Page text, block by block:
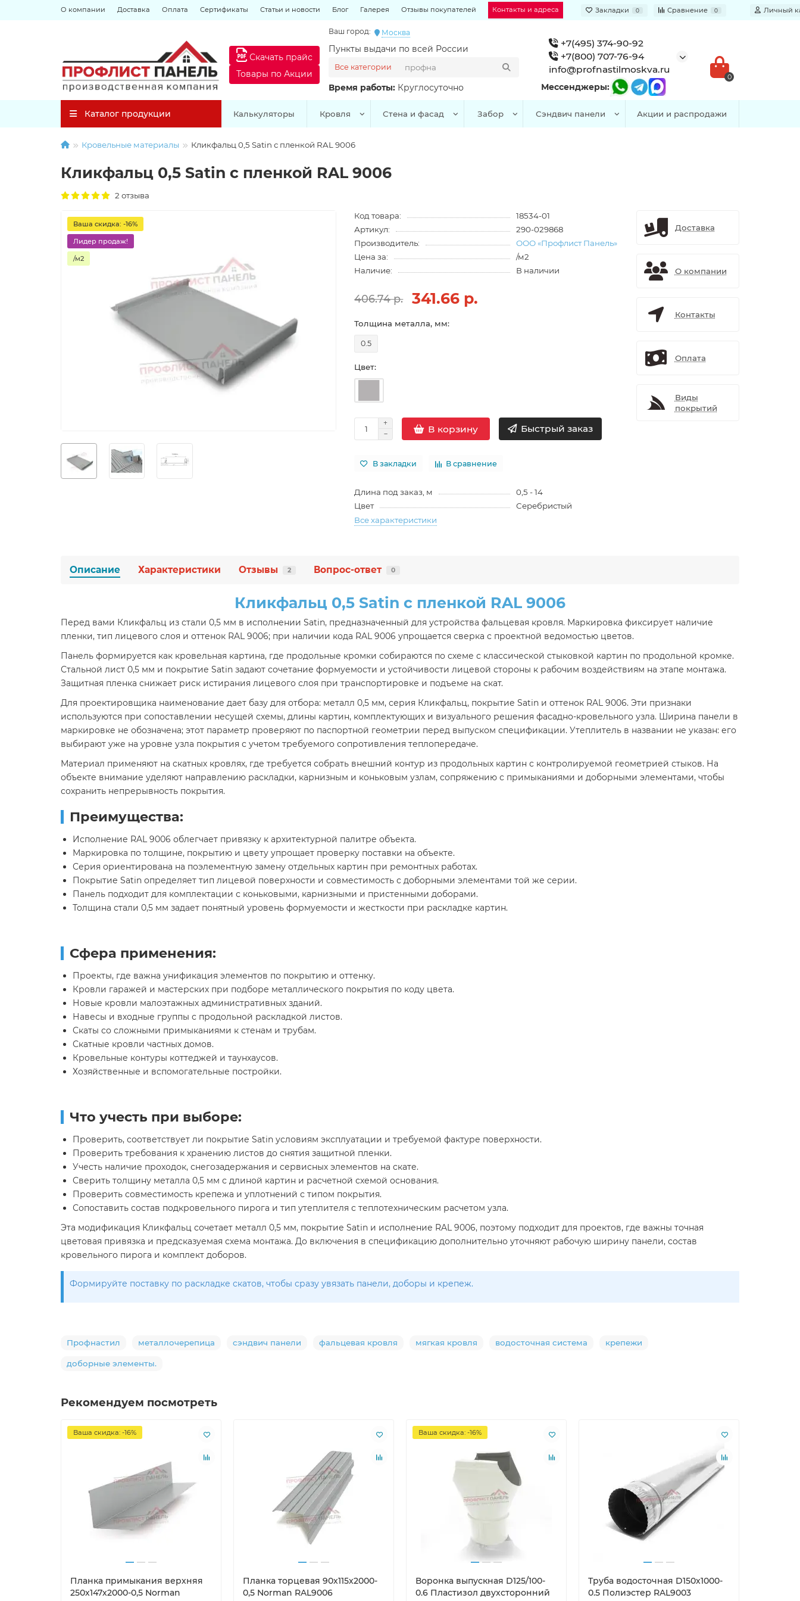
О компании Доставка Оплата Сертификаты Статьи и новости Блог Галерея Отзывы покупателей Контакты и адреса Закладки 0 Сравнение 0 Личный
Ваш город: Москва
Пункты выдачи по всей России
Время работы: Круглосуточно
Все категории
Скачать прайс
Товары по Акции
+7(495) 374-90-92
+7(800) 707-76-94
info@profnastilmoskva.ru
Мессенджеры:
0
Каталог продукции Калькуляторы Кровля Стена и фасад Забор Сэндвич панели Акции и распродажи
Кровельные материалы Кликфальц 0,5 Satin с пленкой RAL 9006
Кликфальц 0,5 Satin с пленкой RAL 9006
2 отзыва
Ваша скидка: -16%
Лидер продаж!
/м2
Код товара:
18534-01
Артикул:
290-029868
Производитель:
ООО «Профлист Панель»
Цена за:
/м2
Наличие:
В наличии
406.74 р. 341.66 р.
Толщина металла, мм:
0.5
Цвет:
В корзину Быстрый заказ
В закладки В сравнение
Длина под заказ, м
0,5 - 14
Цвет
Серебристый
Все характеристики
Доставка
О компании
Контакты
Оплата
Виды
покрытий
Описание Характеристики Отзывы 2 Вопрос-ответ 0
Кликфальц 0,5 Satin с пленкой RAL 9006
Перед вами Кликфальц из стали 0,5 мм в исполнении Satin, предназначенный для устройства фальцевая кровля. Маркировка фиксирует наличие
пленки, тип лицевого слоя и оттенок RAL 9006; при наличии кода RAL 9006 упрощается сверка с проектной ведомостью цветов.
Панель формируется как кровельная картина, где продольные кромки собираются по схеме с классической стыковкой картин по продольной кромке.
Стальной лист 0,5 мм и покрытие Satin задают сочетание формуемости и устойчивости лицевой стороны к рабочим воздействиям на этапе монтажа.
Защитная пленка снижает риск истирания лицевого слоя при транспортировке и подъеме на скат.
Для проектировщика наименование дает базу для отбора: металл 0,5 мм, серия Кликфальц, покрытие Satin и оттенок RAL 9006. Эти признаки
используются при сопоставлении несущей схемы, длины картин, комплектующих и визуального решения фасадно-кровельного узла. Ширина панели в
маркировке не обозначена; этот параметр проверяют по паспортной геометрии перед выпуском спецификации. Утеплитель в названии не указан: его
выбирают уже на уровне узла покрытия с учетом требуемого сопротивления теплопередаче.
Материал применяют на скатных кровлях, где требуется собрать внешний контур из продольных картин с контролируемой геометрией стыков. На
объекте внимание уделяют направлению раскладки, карнизным и коньковым узлам, сопряжению с примыканиями и доборными элементами, чтобы
сохранить непрерывность покрытия.
Преимущества:
Исполнение RAL 9006 облегчает привязку к архитектурной палитре объекта.
Маркировка по толщине, покрытию и цвету упрощает проверку поставки на объекте.
Серия ориентирована на поэлементную замену отдельных картин при ремонтных работах.
Покрытие Satin определяет тип лицевой поверхности и совместимость с доборными элементами той же серии.
Панель подходит для комплектации с коньковыми, карнизными и пристенными доборами.
Толщина стали 0,5 мм задает понятный уровень формуемости и жесткости при раскладке картин.
Сфера применения:
Проекты, где важна унификация элементов по покрытию и оттенку.
Кровли гаражей и мастерских при подборе металлического покрытия по коду цвета.
Новые кровли малоэтажных административных зданий.
Навесы и входные группы с продольной раскладкой листов.
Скаты со сложными примыканиями к стенам и трубам.
Скатные кровли частных домов.
Кровельные контуры коттеджей и таунхаусов.
Хозяйственные и вспомогательные постройки.
Что учесть при выборе:
Проверить, соответствует ли покрытие Satin условиям эксплуатации и требуемой фактуре поверхности.
Проверить требования к хранению листов до снятия защитной пленки.
Учесть наличие проходок, снегозадержания и сервисных элементов на скате.
Сверить толщину металла 0,5 мм с длиной картин и расчетной схемой основания.
Проверить совместимость крепежа и уплотнений с типом покрытия.
Сопоставить состав подкровельного пирога и тип утеплителя с теплотехническим расчетом узла.
Эта модификация Кликфальц сочетает металл 0,5 мм, покрытие Satin и исполнение RAL 9006, поэтому подходит для проектов, где важны точная
цветовая привязка и предсказуемая схема монтажа. До включения в спецификацию дополнительно уточняют рабочую ширину панели, состав
кровельного пирога и комплект доборов.
Формируйте поставку по раскладке скатов, чтобы сразу увязать панели, доборы и крепеж.
Профнастил металлочерепица сэндвич панели фальцевая кровля мягкая кровля водосточная система крепежи
доборные элементы.
Рекомендуем посмотреть
Ваша скидка: -16%
Планка примыкания верхняя
250х147х2000-0,5 Norman
Планка торцевая 90х115х2000-
0,5 Norman RAL9006
Ваша скидка: -16%
Воронка выпускная D125/100-
0.6 Пластизол двухсторонний
Труба водосточная D150х1000-
0.5 Полиэстер RAL9003